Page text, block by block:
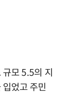
모 5.5의 지
었고 주민